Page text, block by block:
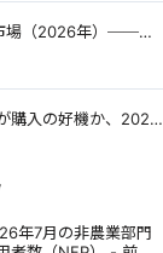
今日の外国為替市場（2026年）──「貿易戦争」から「資本戦争」へ、政策リスクが織り込まれる新局面
円の見通し： 今が購入の好機か、2026年のチェックリストで読み解く
年7月の非農業部門